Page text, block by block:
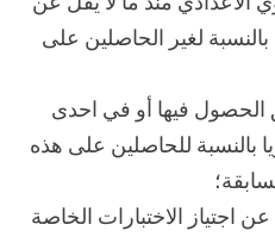
لغير الحاصلين على
الحصول فيها أو في احدى
بالنسبة للحاصلين على هذه
اجتياز الاختبارات الخاصة